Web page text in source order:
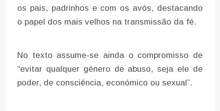
os pais, padrinhos e com os avós, destacando
o papel dos mais velhos na transmissão da fé.
No texto assume-se ainda o compromisso de
“evitar qualquer género de abuso, seja ele de
poder, de consciência, económico ou sexual”.